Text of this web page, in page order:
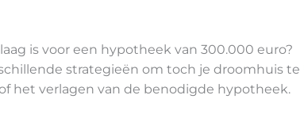
is voor een hypotheek van 300.000 euro?
strategieën om toch je droomhuis
het verlagen van de benodigde hypotheek.